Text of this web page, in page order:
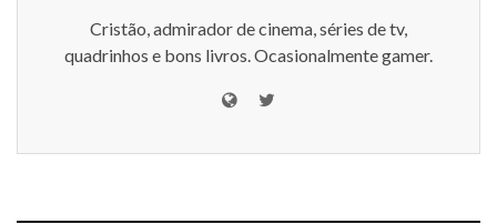
Cristão, admirador de cinema, séries de tv,
quadrinhos e bons livros. Ocasionalmente gamer.